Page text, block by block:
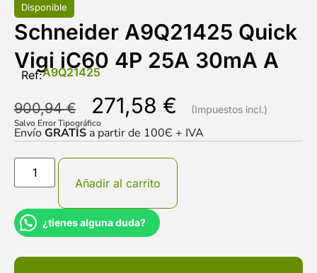
Disponible
Schneider A9Q21425 Quick
Vigi iC60 4P 25A 30mA A
Ref:A9Q21425
900,94€ 271,58 €
Salvo Error Tipográfico
EnvíoGRATIS a partir de 100Є + IVA
Añadir al carrito
¿tienes alguna duda?